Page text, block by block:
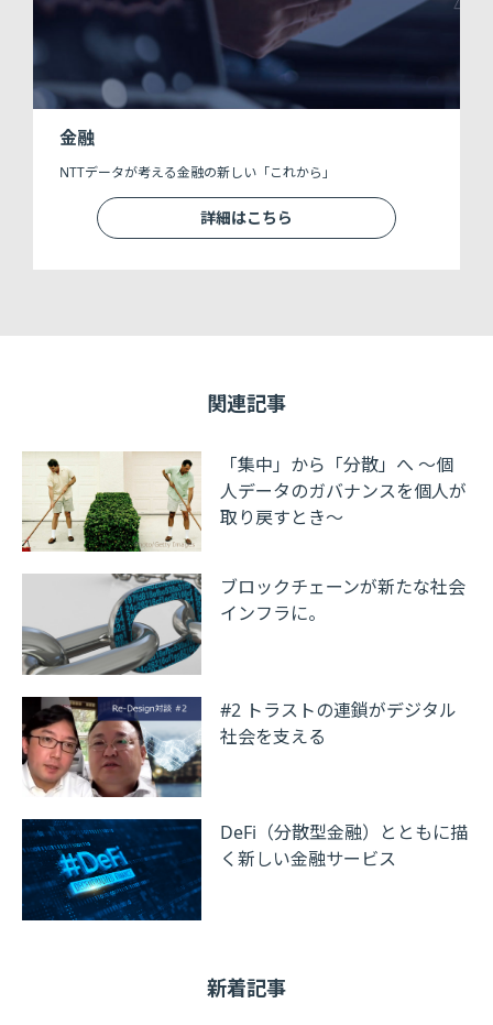
関連記事
「集中」から「分散」へ ～個
人データのガバナンスを個人が
取り戻すとき～
ブロックチェーンが新たな社会
インフラに。
#2 トラストの連鎖がデジタル
社会を支える
DeFi（分散型金融）とともに描
く新しい金融サービス
新着記事
金融
NTTデータが考える金融の新しい「これから」
詳細はこちら